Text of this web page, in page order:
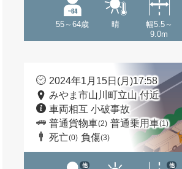
55～64歳 晴
幅5.5～
9.0m
2024年1月15日(月)17:58
みやま市山川町立山 付近
車両相互 小破事故
普通貨物車(2) 普通乗用車(1)
死亡(0) 負傷(3)
他 他